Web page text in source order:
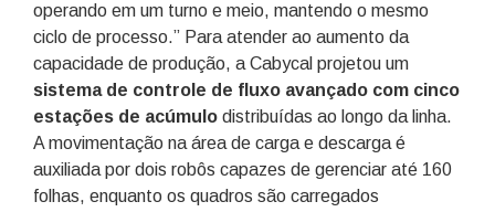
operando em um turno e meio, mantendo o mesmo
ciclo de processo.” Para atender ao aumento da
capacidade de produção, a Cabycal projetou um
sistema de controle de fluxo avançado com cinco
estações de acúmulo distribuídas ao longo da linha.
A movimentação na área de carga e descarga é
auxiliada por dois robôs capazes de gerenciar até 160
folhas, enquanto os quadros são carregados